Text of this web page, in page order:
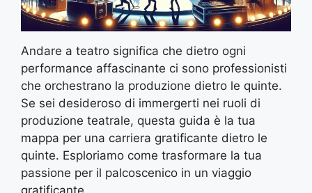
Andare a teatro significa che dietro ogni
performance affascinante ci sono professionisti
che orchestrano la produzione dietro le quinte.
Se sei desideroso di immergerti nei ruoli di
produzione teatrale, questa guida è la tua
mappa per una carriera gratificante dietro le
quinte. Esploriamo come trasformare la tua
passione per il palcoscenico in un viaggio
gratificante…